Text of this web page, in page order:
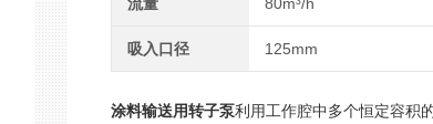
吸入口径 125mm
涂料输送用转子泵利用工作腔中多个恒定容积